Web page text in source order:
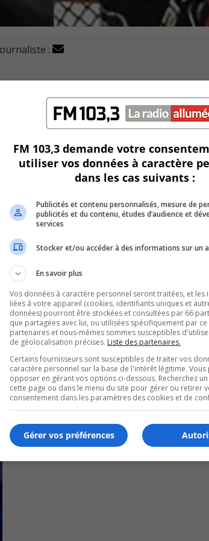
:
de la formation longueuilloise de la
Sportive les Sélects inc, Pierre Petroni,
en juin, et son adjoint est Maxime Cyr,
Francis Gourdeau et David Marcotte, qui
à Sean Gilbert, qui effectue un retour
académique.
comme personnel de soutien, recruteur-
FM 103,3 demande votre
utiliser vos données à caractère
dans les cas suivants :
Publicités et contenu personnalisés, mesure de
publicités et du contenu, études d’audience et
services
Stocker et/ou accéder à des informations sur un
En savoir plus
Vos données à caractère personnel seront traitées, et les
liées à votre appareil (cookies, identifiants uniques et
données) pourront être stockées et consultées par 66
que partagées avec lui, ou utilisées spécifiquement par ce
partenaires et nous-mêmes sommes susceptibles
de géolocalisation précises. Liste des partenaires.
Certains fournisseurs sont susceptibles de traiter vos
caractère personnel sur la base de l'intérêt légitime. Vous
opposer en gérant vos options ci-dessous. Recherchez
cette page ou dans le menu du site pour gérer ou retirer
consentement dans les paramètres des cookies et de
Gérer vos préférences